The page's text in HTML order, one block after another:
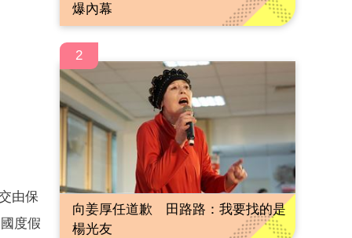
由保
度假
爆內幕
2
向姜厚任道歉 田路路：我要找的是
楊光友